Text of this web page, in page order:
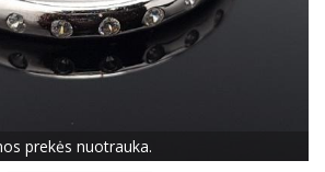
prekės nuotrauka.